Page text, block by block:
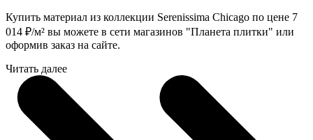
Купить материал из коллекции Serenissima Chicago по цене 7
014 ₽/м² вы можете в сети магазинов "Планета плитки" или
оформив заказ на сайте.
Читать далее